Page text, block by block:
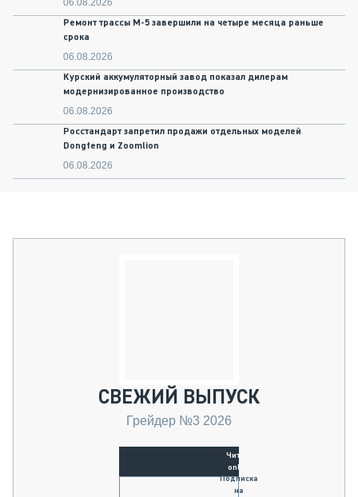
06.08.2026
Ремонт трассы М-5 завершили на четыре месяца раньше
срока
06.08.2026
Курский аккумуляторный завод показал дилерам
модернизированное производство
06.08.2026
Росстандарт запретил продажи отдельных моделей
Dongfeng и Zoomlion
06.08.2026
СВЕЖИЙ ВЫПУСК
Грейдер №3 2026
Читать
online
Подписка
на